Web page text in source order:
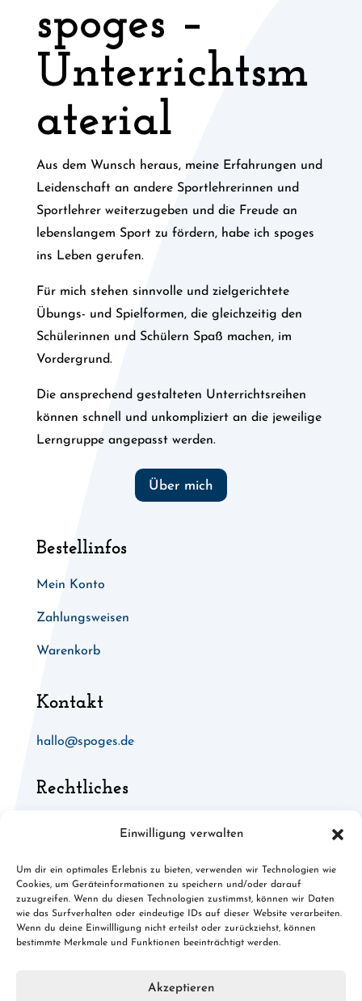
Einwilligung verwalten
Um dir ein optimales Erlebnis zu bieten, verwenden wir Technologien wie
Cookies, um Geräteinformationen zu speichern und/oder darauf
zuzugreifen. Wenn du diesen Technologien zustimmst, können wir Daten
wie das Surfverhalten oder eindeutige IDs auf dieser Website verarbeiten.
Wenn du deine Einwillligung nicht erteilst oder zurückziehst, können
bestimmte Merkmale und Funktionen beeinträchtigt werden.
Akzeptieren
spoges –
Unterrichtsm
aterial
Aus dem Wunsch heraus, meine Erfahrungen und
Leidenschaft an andere Sportlehrerinnen und
Sportlehrer weiterzugeben und die Freude an
lebenslangem Sport zu fördern, habe ich spoges
ins Leben gerufen.
Für mich stehen sinnvolle und zielgerichtete
Übungs- und Spielformen, die gleichzeitig den
Schülerinnen und Schülern Spaß machen, im
Vordergrund.
Die ansprechend gestalteten Unterrichtsreihen
können schnell und unkompliziert an die jeweilige
Lerngruppe angepasst werden.
Über mich
Bestellinfos
Mein Konto
Zahlungsweisen
Warenkorb
Kontakt
hallo@spoges.de
Rechtliches
Allgemeine Geschäftsbedingungen
Cookies
Datenschutz